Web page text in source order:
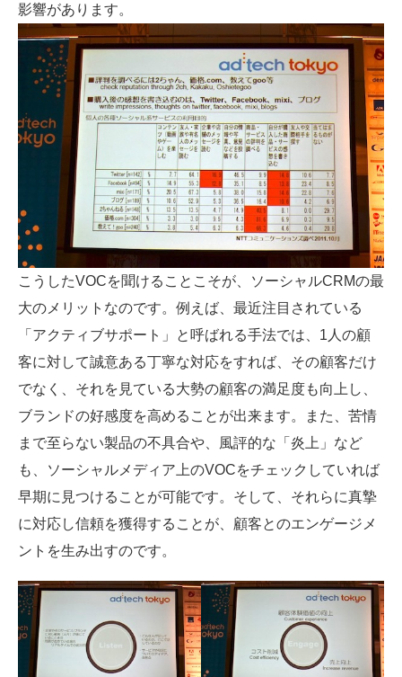
影響があります。
こうしたVOCを聞けることこそが、ソーシャルCRMの最
大のメリットなのです。例えば、最近注目されている
「アクティブサポート」と呼ばれる手法では、1人の顧
客に対して誠意ある丁寧な対応をすれば、その顧客だけ
でなく、それを見ている大勢の顧客の満足度も向上し、
ブランドの好感度を高めることが出来ます。また、苦情
まで至らない製品の不具合や、風評的な「炎上」など
も、ソーシャルメディア上のVOCをチェックしていれば
早期に見つけることが可能です。そして、それらに真摯
に対応し信頼を獲得することが、顧客とのエンゲージメ
ントを生み出すのです。